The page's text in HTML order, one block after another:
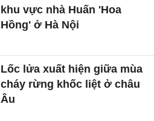
khu vực nhà Huấn 'Hoa
Hồng' ở Hà Nội
Lốc lửa xuất hiện giữa mùa
cháy rừng khốc liệt ở châu
Âu